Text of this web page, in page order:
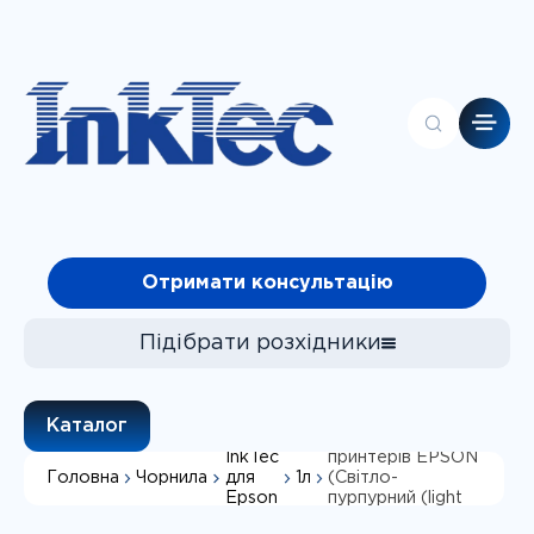
Отримати консультацію
Підібрати розхідники
Підібрати
Фотопапір
СБПЧ
Головна
Контакти
Клієнтам
Каталог
Головна Чорнила
InkTec
для
Epson
1л
принтерів EPSON
(Світло-
пурпурний (light